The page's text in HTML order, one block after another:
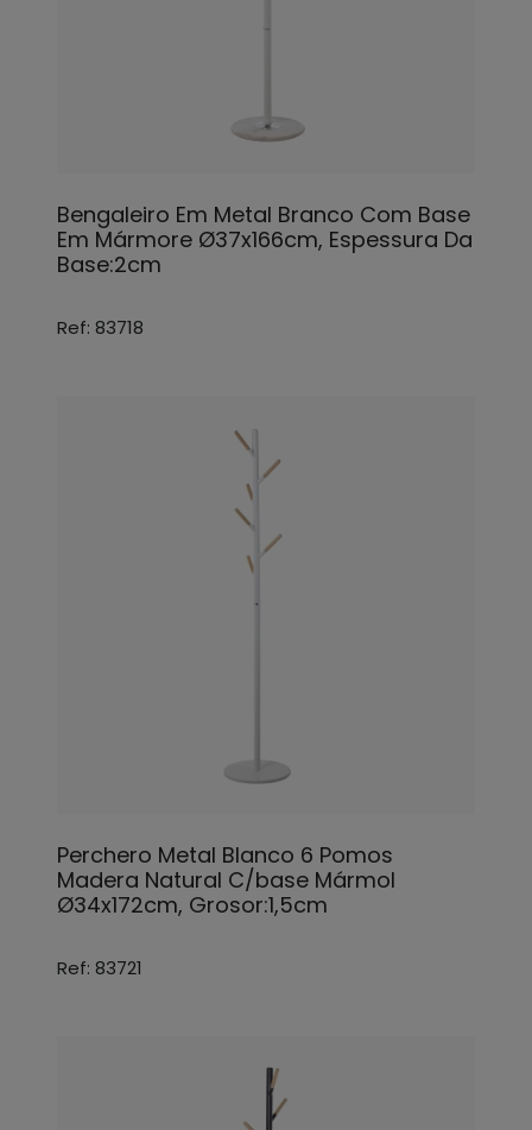
Bengaleiro Em Metal Branco Com Base
Em Mármore Ø37x166cm, Espessura Da
Base:2cm
Ref: 83718
Perchero Metal Blanco 6 Pomos
Madera Natural C/base Mármol
Ø34x172cm, Grosor:1,5cm
Ref: 83721